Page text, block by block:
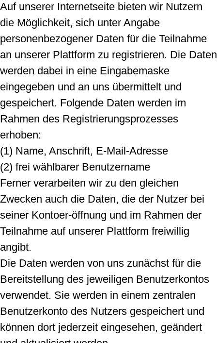
Auf unserer Internetseite bieten wir Nutzern
die Möglichkeit, sich unter Angabe
personenbezogener Daten für die Teilnahme
an unserer Plattform zu registrieren. Die Daten
werden dabei in eine Eingabemaske
eingegeben und an uns übermittelt und
gespeichert. Folgende Daten werden im
Rahmen des Registrierungsprozesses
erhoben:
(1) Name, Anschrift, E-Mail-Adresse
(2) frei wählbarer Benutzername
Ferner verarbeiten wir zu den gleichen
Zwecken auch die Daten, die der Nutzer bei
seiner Kontoer-öffnung und im Rahmen der
Teilnahme auf unserer Plattform freiwillig
angibt.
Die Daten werden von uns zunächst für die
Bereitstellung des jeweiligen Benutzerkontos
verwendet. Sie werden in einem zentralen
Benutzerkonto des Nutzers gespeichert und
können dort jederzeit eingesehen, geändert